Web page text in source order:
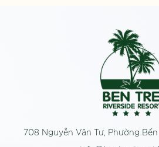
708 Nguyễn Văn Tư, Phường